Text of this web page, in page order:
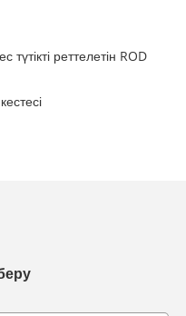
түтікті реттелетін ROD